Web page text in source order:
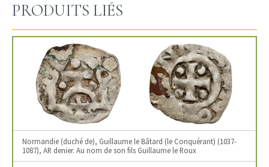
PRODUITS LIÉS
Normandie (duché de), Guillaume le Bâtard (le Conquérant) (1037-
1087), AR denier. Au nom de son fils Guillaume le Roux